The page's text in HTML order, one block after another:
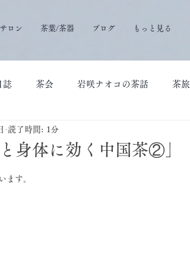
ロン 茶葉/茶器 ブログ もっと見る
誌 茶会 岩咲ナオコの茶話 茶旅
身体に効く中国茶②」
読了時間: 1分
ます。